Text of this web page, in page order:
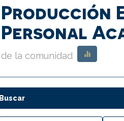
Producción
Personal
de la comunidad
Buscar